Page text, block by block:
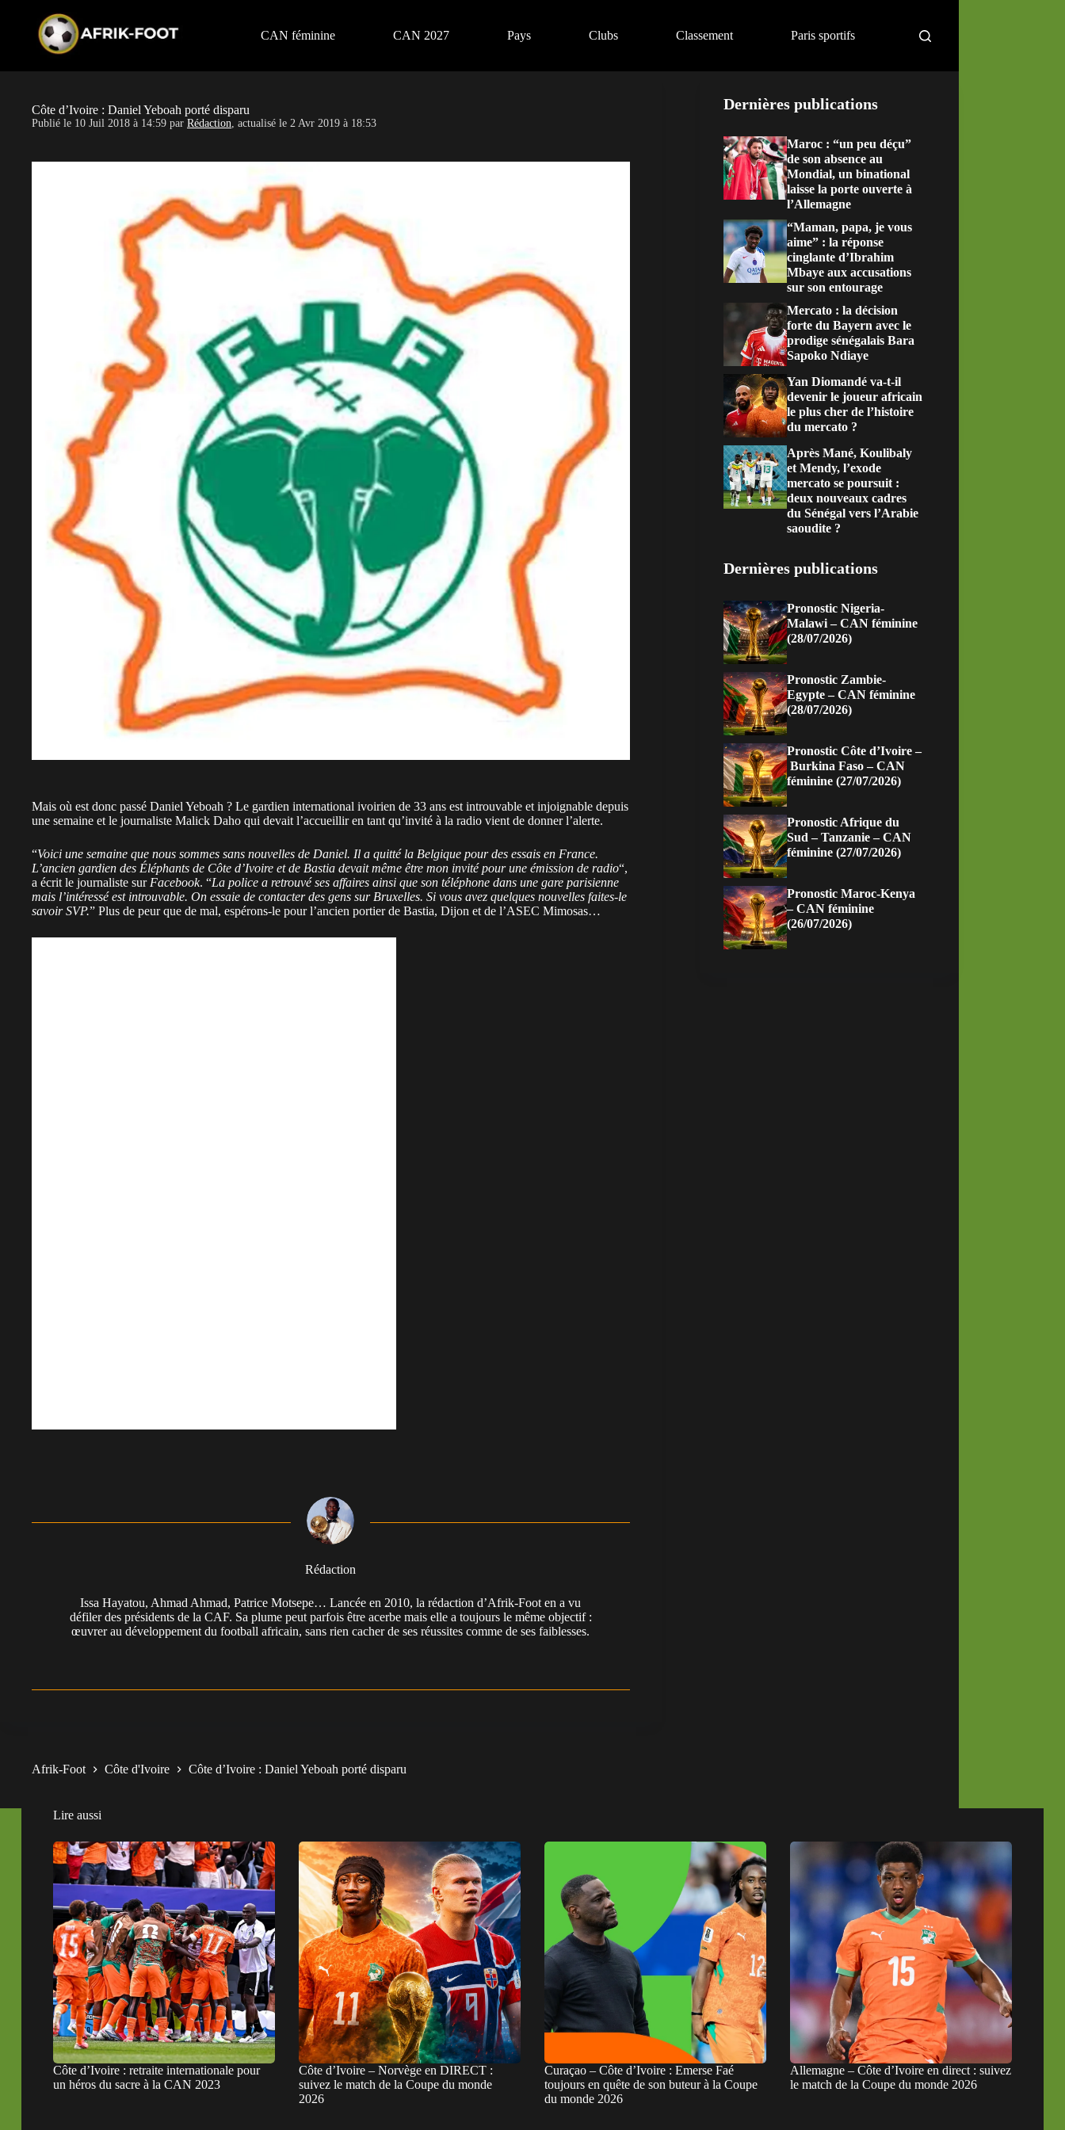
CAN féminine CAN 2027 Pays Clubs Classement Paris sportifs
Côte d’Ivoire : Daniel Yeboah porté disparu
Publié le 10 Juil 2018 à 14:59 par Rédaction, actualisé le 2 Avr 2019 à 18:53
Mais où est donc passé Daniel Yeboah ? Le gardien international ivoirien de 33 ans est introuvable et injoignable depuis
une semaine et le journaliste Malick Daho qui devait l’accueillir en tant qu’invité à la radio vient de donner l’alerte.
“Voici une semaine que nous sommes sans nouvelles de Daniel. Il a quitté la Belgique pour des essais en France.
L’ancien gardien des Éléphants de Côte d’Ivoire et de Bastia devait même être mon invité pour une émission de radio“,
a écrit le journaliste sur Facebook. “La police a retrouvé ses affaires ainsi que son téléphone dans une gare parisienne
mais l’intéressé est introuvable. On essaie de contacter des gens sur Bruxelles. Si vous avez quelques nouvelles faites-le
savoir SVP.” Plus de peur que de mal, espérons-le pour l’ancien portier de Bastia, Dijon et de l’ASEC Mimosas…
Rédaction
Issa Hayatou, Ahmad Ahmad, Patrice Motsepe… Lancée en 2010, la rédaction d’Afrik-Foot en a vu
défiler des présidents de la CAF. Sa plume peut parfois être acerbe mais elle a toujours le même objectif :
œuvrer au développement du football africain, sans rien cacher de ses réussites comme de ses faiblesses.
Dernières publications
Maroc : “un peu déçu”
de son absence au
Mondial, un binational
laisse la porte ouverte à
l’Allemagne
“Maman, papa, je vous
aime” : la réponse
cinglante d’Ibrahim
Mbaye aux accusations
sur son entourage
Mercato : la décision
forte du Bayern avec le
prodige sénégalais Bara
Sapoko Ndiaye
Yan Diomandé va-t-il
devenir le joueur africain
le plus cher de l’histoire
du mercato ?
Après Mané, Koulibaly
et Mendy, l’exode
mercato se poursuit :
deux nouveaux cadres
du Sénégal vers l’Arabie
saoudite ?
Dernières publications
Pronostic Nigeria-
Malawi – CAN féminine
(28/07/2026)
Pronostic Zambie-
Egypte – CAN féminine
(28/07/2026)
Pronostic Côte d’Ivoire –
Burkina Faso – CAN
féminine (27/07/2026)
Pronostic Afrique du
Sud – Tanzanie – CAN
féminine (27/07/2026)
Pronostic Maroc-Kenya
– CAN féminine
(26/07/2026)
Afrik-Foot Côte d'Ivoire Côte d’Ivoire : Daniel Yeboah porté disparu
Lire aussi
Côte d’Ivoire : retraite internationale pour
un héros du sacre à la CAN 2023
Côte d’Ivoire – Norvège en DIRECT :
suivez le match de la Coupe du monde
2026
Curaçao – Côte d’Ivoire : Emerse Faé
toujours en quête de son buteur à la Coupe
du monde 2026
Allemagne – Côte d’Ivoire en direct : suivez
le match de la Coupe du monde 2026